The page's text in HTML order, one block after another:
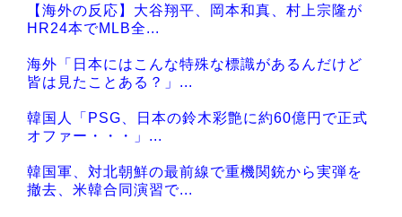
【海外の反応】大谷翔平、岡本和真、村上宗隆が
HR24本でMLB全...
海外「日本にはこんな特殊な標識があるんだけど
皆は見たことある？」...
韓国人「PSG、日本の鈴木彩艶に約60億円で正式
オファー・・・」...
韓国軍、対北朝鮮の最前線で重機関銃から実弾を
撤去、米韓合同演習で...